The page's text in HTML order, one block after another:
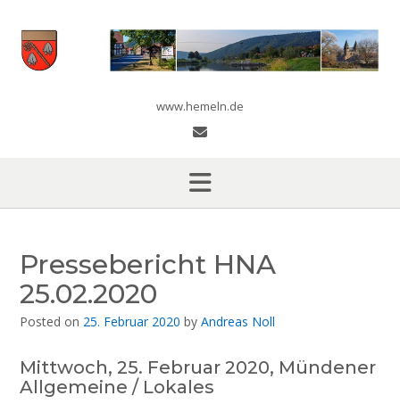
content
www.hemeln.de
Pressebericht HNA
25.02.2020
Posted on 25. Februar 2020 by Andreas Noll
Mittwoch, 25. Februar 2020, Mündener
Allgemeine / Lokales